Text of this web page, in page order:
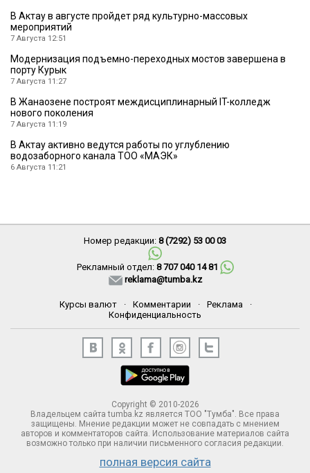
В Актау в августе пройдет ряд культурно-массовых
мероприятий
7 Августа 12:51
Модернизация подъемно-переходных мостов завершена в
порту Курык
7 Августа 11:27
В Жанаозене построят междисциплинарный IT-колледж
нового поколения
7 Августа 11:19
В Актау активно ведутся работы по углублению
водозаборного канала ТОО «МАЭК»
6 Августа 11:21
Номер редакции: 8 (7292) 53 00 03
Рекламный отдел: 8 707 040 14 81
reklama@tumba.kz
Курсы валют · Комментарии · Реклама
·
Конфиденциальность
Copyright © 2010-2026
Владельцем сайта tumba.kz является ТОО "Тумба". Все права
защищены. Мнение редакции может не совпадать с мнением
авторов и комментаторов сайта. Использование материалов сайта
возможно только при наличии письменного согласия редакции.
полная версия сайта